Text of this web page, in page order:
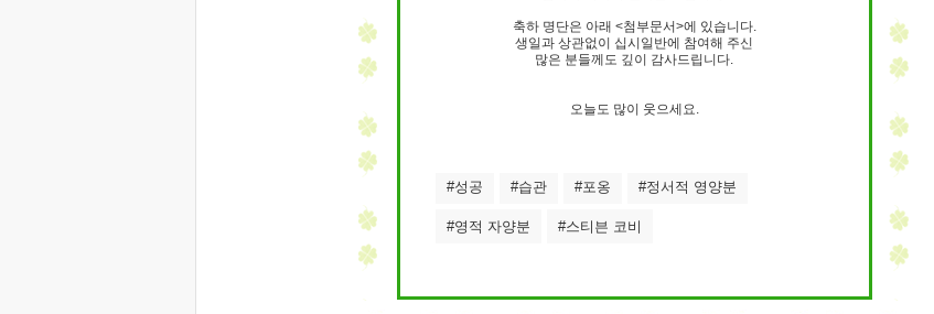
축하 명단은 아래 <첨부문서>에 있습니다.
생일과 상관없이 십시일반에 참여해 주신
많은 분들께도 깊이 감사드립니다.
오늘도 많이 웃으세요.
#성공 #습관 #포옹 #정서적 영양분
#영적 자양분 #스티븐 코비